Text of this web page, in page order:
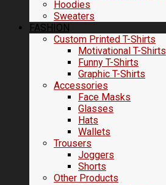
Hoodies
Sweaters
FASHION
Custom Printed T-Shirts
Motivational T-Shirts
Funny T-Shirts
Graphic T-Shirts
Accessories
Face Masks
Glasses
Hats
Wallets
Trousers
Joggers
Shorts
Other Products